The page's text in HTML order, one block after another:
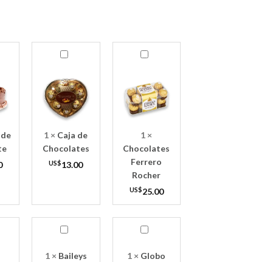
Chocolates
1 × Caja de
Chocolates
US$13.00
Chocolates
1 ×
Chocolates
Ferrero
Rocher
US$25.00
Baileys
1× Baileys
Globo
Amor
1 × Globo